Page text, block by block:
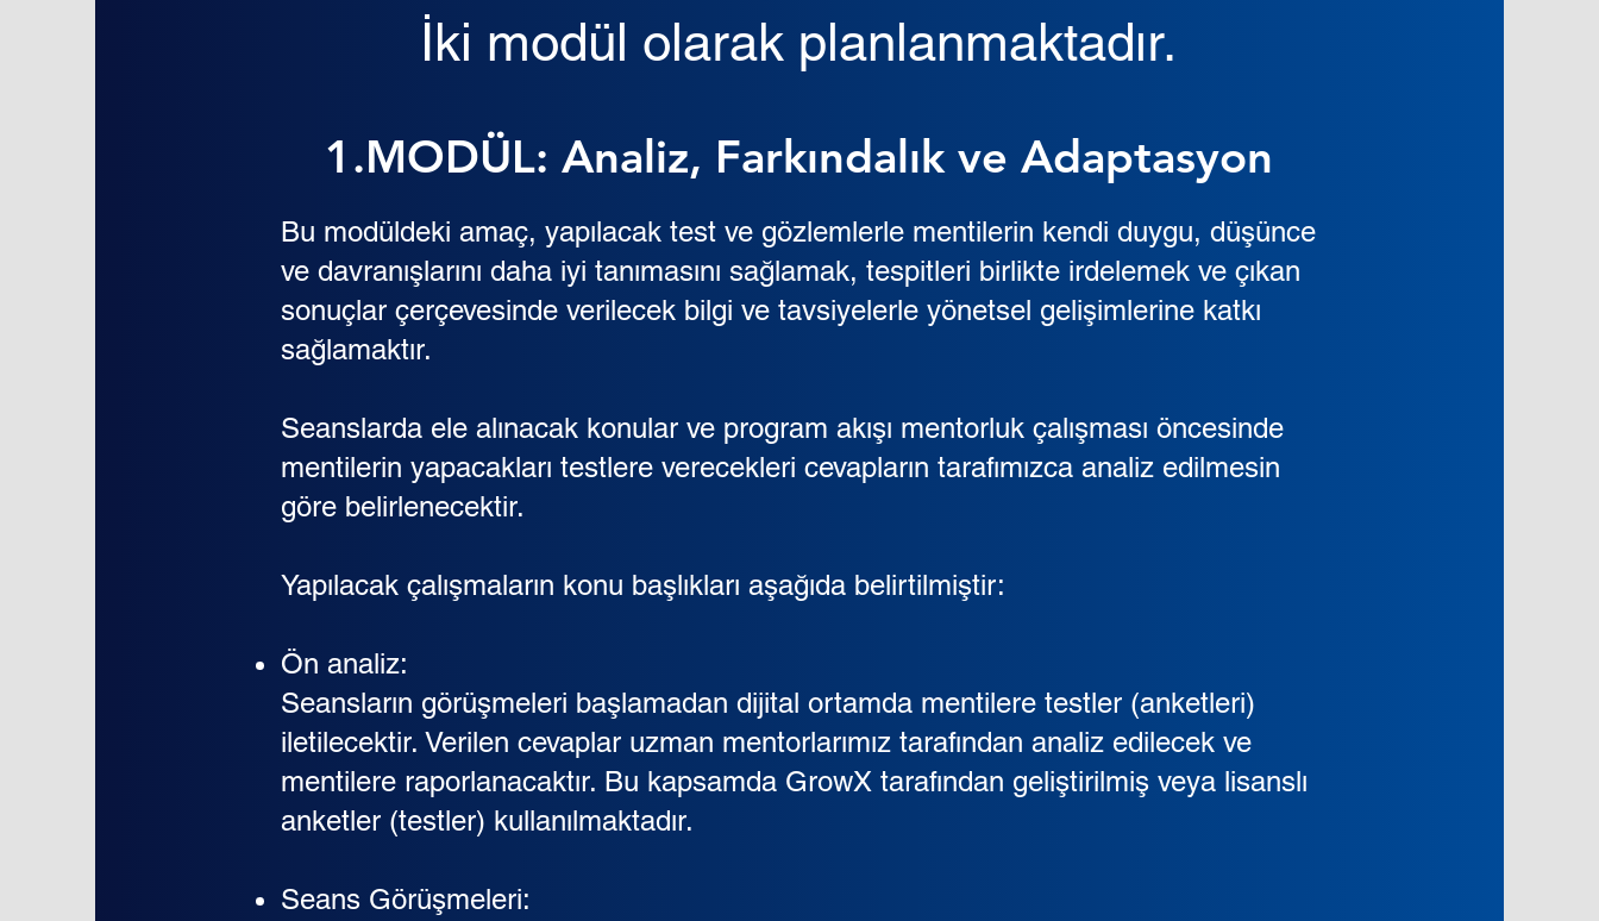
İki modül olarak planlanmaktadır.​
1.MODÜL: Analiz, Farkındalık ve Adaptasyon
Bu modüldeki amaç, yapılacak test ve gözlemlerle mentilerin kendi duygu, düşünce
ve davranışlarını daha iyi tanımasını sağlamak, tespitleri birlikte irdelemek ve çıkan
sonuçlar çerçevesinde verilecek bilgi ve tavsiyelerle yönetsel gelişimlerine katkı
sağlamaktır.
Seanslarda ele alınacak konular ve program akışı mentorluk çalışması öncesinde
mentilerin yapacakları testlere verecekleri cevapların tarafımızca analiz edilmesin
göre belirlenecektir.
Yapılacak çalışmaların konu başlıkları aşağıda belirtilmiştir:
Ön analiz:
Seansların görüşmeleri başlamadan dijital ortamda mentilere testler (anketleri)
iletilecektir. Verilen cevaplar uzman mentorlarımız tarafından analiz edilecek ve
mentilere raporlanacaktır. Bu kapsamda GrowX tarafından geliştirilmiş veya lisanslı
anketler (testler) kullanılmaktadır.
Seans Görüşmeleri: